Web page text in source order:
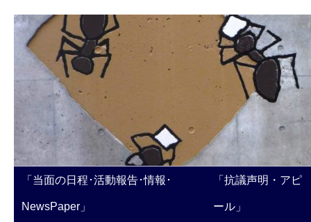
「当面の日程･活動報告･情報･
NewsPaper」
「抗議声明・アピ
ール」